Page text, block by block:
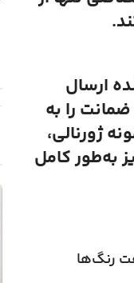
ارسال
را به
ژورنالی،
به‌طور کامل
رنگ‌ها